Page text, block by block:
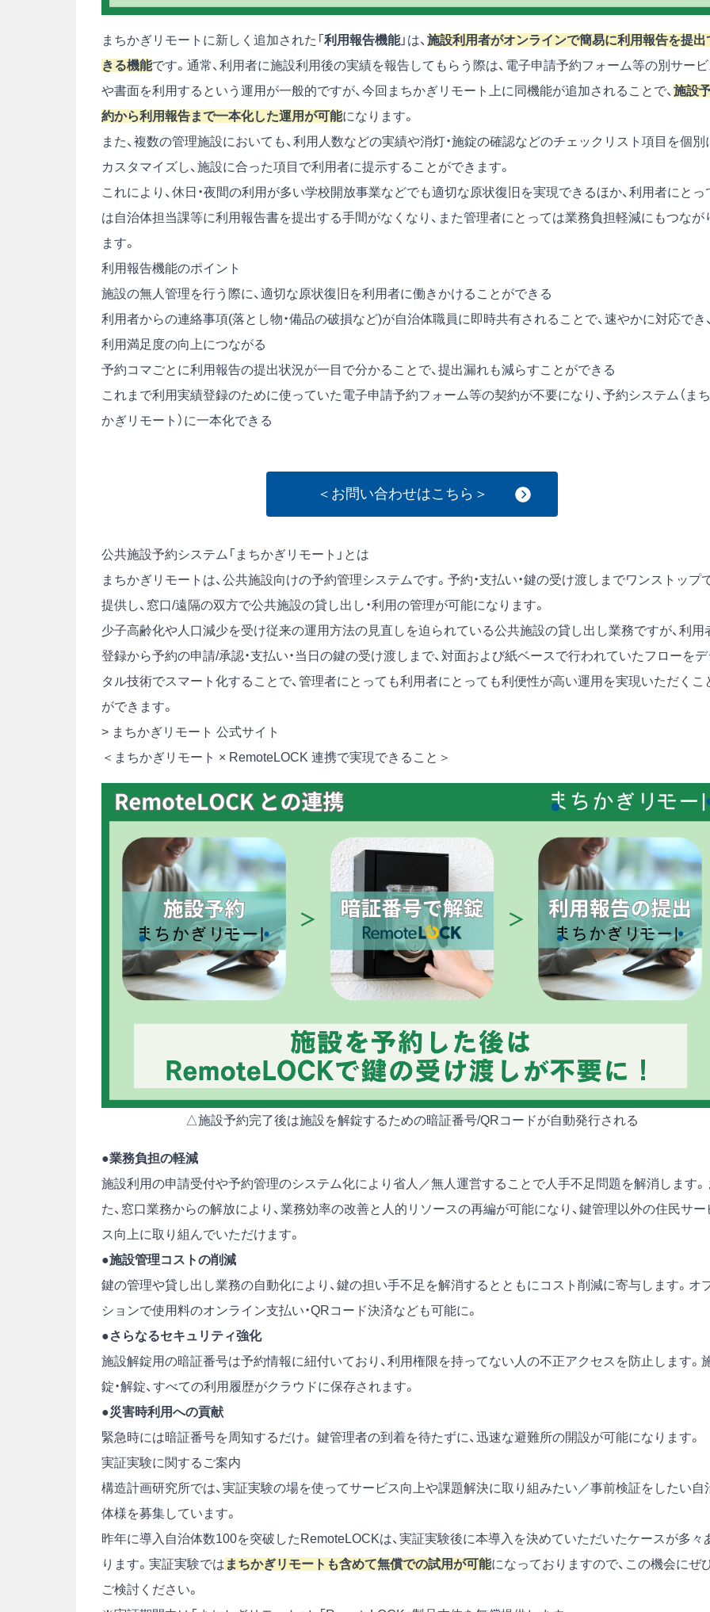
まちかぎリモートに新しく追加された「 利用報告機能」は、 施設利用者がオンラインで簡易に利用報告を提出
きる機能です。通常、利用者に施設利用後の実績を報告してもらう際は、電子申請予約フォーム等の別サー
や書面を利用するという運用が一般的ですが、今回まちかぎリモート上に同機能が追加されることで、 施設
約から利用報告まで一本化した運用が可能になります。
また、複数の管理施設においても、利用人数などの実績や消灯・施錠の確認などのチェックリスト項目を個別
カスタマイズし、施設に合った項目で利用者に提示することができます。
これにより、休日・夜間の利用が多い学校開放事業などでも適切な原状復旧を実現できるほか、利用者にとっ
は自治体担当課等に利用報告書を提出する手間がなくなり、また管理者にとっては業務負担軽減にもつなが
ます。
利用報告機能のポイント
施設の無人管理を行う際に、適切な原状復旧を利用者に働きかけることができる
利用者からの連絡事項(落とし物・備品の破損など)が自治体職員に即時共有されることで、速やかに対応でき
利用満足度の向上につながる
予約コマごとに利用報告の提出状況が一目で分かることで、提出漏れも減らすことができる
これまで利用実績登録のために使っていた電子申請予約フォーム等の契約が不要になり、予約システム（まち
かぎリモート）に一本化できる
＜お問い合わせはこちら＞
公共施設予約システム「まちかぎリモート」とは
まちかぎリモートは、公共施設向けの予約管理システムです。予約・支払い・鍵の受け渡しまでワンストップ
提供し、窓口/遠隔の双方で公共施設の貸し出し・利用の管理が可能になります。
少子高齢化や人口減少を受け従来の運用方法の見直しを迫られている公共施設の貸し出し業務ですが、利用
登録から予約の申請/承認・支払い・当日の鍵の受け渡しまで、対面および紙ベースで行われていたフローを
タル技術でスマート化することで、管理者にとっても利用者にとっても利便性が高い運用を実現いただくこ
ができます。
> まちかぎリモート 公式サイト
＜まちかぎリモート × RemoteLOCK 連携で実現できること＞
△施設予約完了後は施設を解錠するための暗証番号/QRコードが自動発行される
●業務負担の軽減
施設利用の申請受付や予約管理のシステム化により省人／無人運営することで人手不足問題を解消します。
た、窓口業務からの解放により、業務効率の改善と人的リソースの再編が可能になり、鍵管理以外の住民サー
ス向上に取り組んでいただけます。
●施設管理コストの削減
鍵の管理や貸し出し業務の自動化により、鍵の担い手不足を解消するとともにコスト削減に寄与します。オ
ションで使用料のオンライン支払い・QRコード決済なども可能に。
●さらなるセキュリティ強化
施設解錠用の暗証番号は予約情報に紐付いており、利用権限を持ってない人の不正アクセスを防止します。
錠・解錠、すべての利用履歴がクラウドに保存されます。
●災害時利用への貢献
緊急時には暗証番号を周知するだけ。 鍵管理者の到着を待たずに、迅速な避難所の開設が可能になります。
実証実験に関するご案内
構造計画研究所では、実証実験の場を使ってサービス向上や課題解決に取り組みたい／事前検証をしたい自
体様を募集しています。
昨年に導入自治体数100を突破したRemoteLOCKは、実証実験後に本導入を決めていただいたケースが多々
ります。実証実験では まちかぎリモートも含めて無償での試用が可能になっておりますので、この機会にぜ
ご検討ください。